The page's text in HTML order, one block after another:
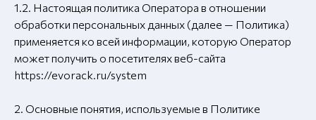
1.2. Настоящая политика Оператора в отношении
обработки персональных данных (далее — Политика)
применяется ко всей информации, которую Оператор
может получить о посетителях веб-сайта
https://evorack.ru/system
2. Основные понятия, используемые в Политике